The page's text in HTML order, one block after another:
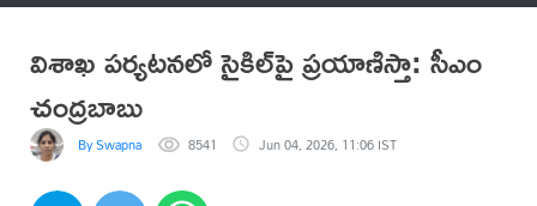
విశాఖ పర్యటనలో సైకిల్‌పై ప్రయాణిస్తా: సీఎం
చంద్రబాబు
By Swapna 8541 Jun 04, 2026, 11:06 IST